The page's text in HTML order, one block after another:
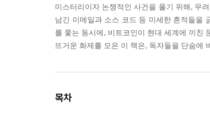
미스터리이자 논쟁적인 사건을 풀기 위해, 무
남긴 이메일과 소스 코드 등 미세한 흔적들을
를 쫓는 동시에, 비트코인이 현대 세계에 끼친
뜨거운 화제를 모은 이 책은, 독자들을 단숨에
목차